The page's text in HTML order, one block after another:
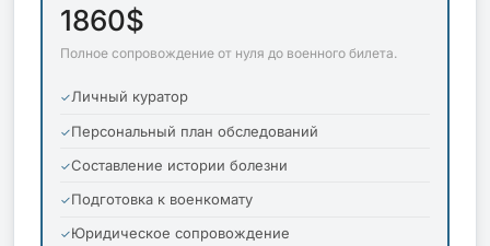
1860$
Полное сопровождение от нуля до военного билета.
Личный куратор
Персональный план обследований
Составление истории болезни
Подготовка к военкомату
Юридическое сопровождение